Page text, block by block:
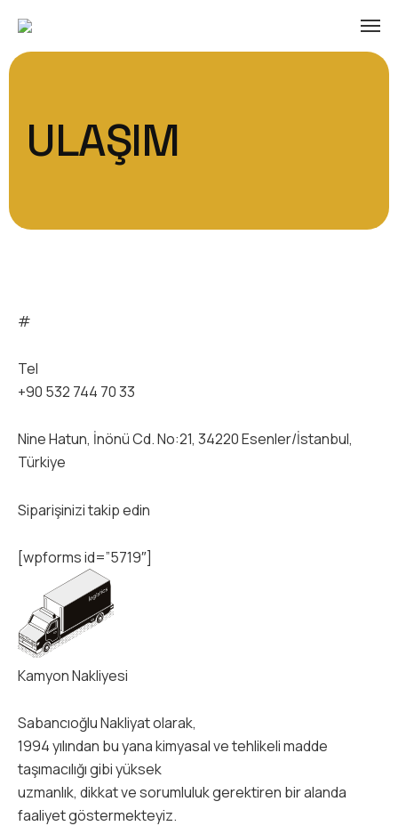
ULAŞIM
#
Tel
+90 532 744 70 33
Nine Hatun, İnönü Cd. No:21, 34220 Esenler/İstanbul,
Türkiye
Siparişinizi takip edin
[wpforms id=”5719″]
Kamyon Nakliyesi
Sabancıoğlu Nakliyat olarak,
1994 yılından bu yana kimyasal ve tehlikeli madde
taşımacılığı gibi yüksek
uzmanlık, dikkat ve sorumluluk gerektiren bir alanda
faaliyet göstermekteyiz.